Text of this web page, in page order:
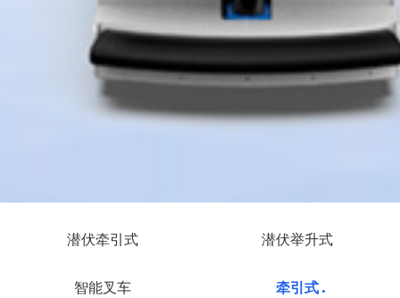
潜伏牵引式 潜伏举升式
智能叉车 牵引式